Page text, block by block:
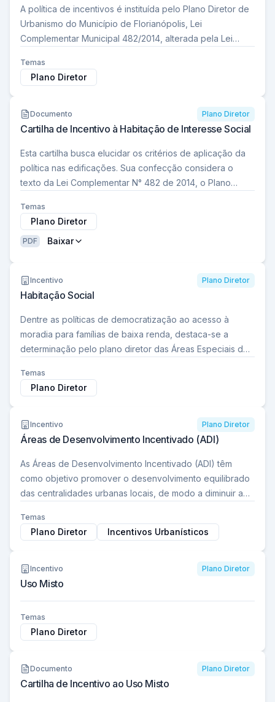
A política de incentivos é instituída pelo Plano Diretor de
Urbanismo do Município de Florianópolis, Lei
Complementar Municipal 482/2014, alterada pela Lei
Temas
Plano Diretor
Documento Plano Diretor
Cartilha de Incentivo à Habitação de Interesse Social
Esta cartilha busca elucidar os critérios de aplicação da
política nas edificações. Sua confecção considera o
texto da Lei Complementar N° 482 de 2014, o Plano
Temas
Plano Diretor
PDF Baixar
Incentivo Plano Diretor
Habitação Social
Dentre as políticas de democratização ao acesso à
moradia para famílias de baixa renda, destaca-se a
determinação pelo plano diretor das Áreas Especiais de
Temas
Plano Diretor
Incentivo Plano Diretor
Áreas de Desenvolvimento Incentivado (ADI)
As Áreas de Desenvolvimento Incentivado (ADI) têm
como objetivo promover o desenvolvimento equilibrado
das centralidades urbanas locais, de modo a diminuir a
população em busca…
Temas
Plano Diretor Incentivos Urbanísticos
Incentivo Plano Diretor
Uso Misto
Temas
Plano Diretor
Documento Plano Diretor
Cartilha de Incentivo ao Uso Misto